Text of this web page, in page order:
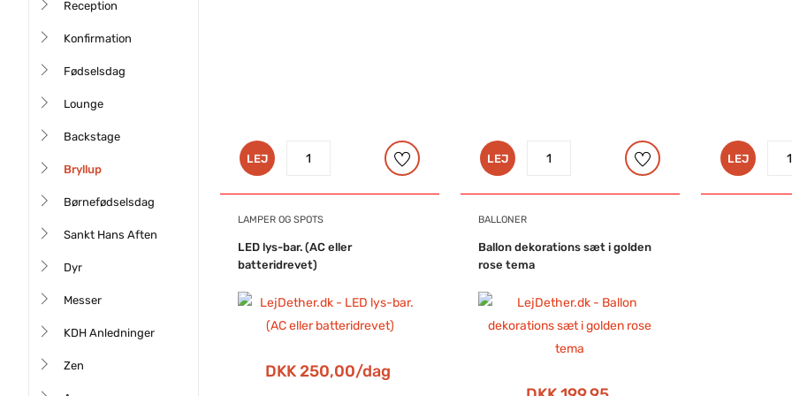
Reception
Konfirmation
Fødselsdag
Lounge
Backstage
Bryllup
Børnefødselsdag
Sankt Hans Aften
Dyr
Messer
KDH Anledninger
Zen
LEJ LEJ LEJ
LAMPER OG SPOTS
LED lys-bar. (AC eller
batteridrevet)
DKK 250,00/dag
BALLONER
Ballon dekorations sæt i golden
rose tema